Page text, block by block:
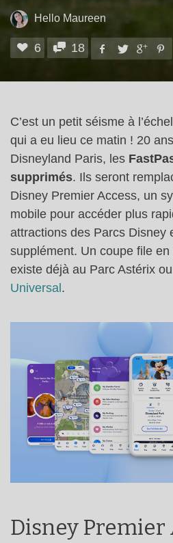
Hello Maureen
6 18
C’est un petit séisme à
qui a eu lieu ce matin ! 20
Disneyland Paris, les
supprimés. Ils seront
Disney Premier Access, un
mobile pour accéder plus
attractions des Parcs Disney
supplément. Un coupe file
existe déjà au Parc Astérix
Universal .
Disney Premier